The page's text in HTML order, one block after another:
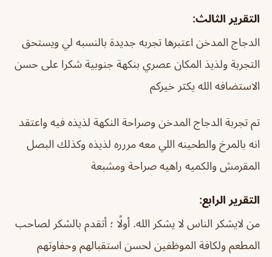
التقرير الثالث:
الدجاج المدخن اعتبرها تجربه جديدة بالنسبه لي ويستحق
التجربة ولذيذ المكان عصري بنكهة جنوبية شكرا على حسن
الاستضافه الله يكثر خيركم
تم تجربة الدجاج المدخن وصراحة النكهة لذيذه فيه واعتقد
انه بالمرخ والطحينه اللي معه مررره لذيذه وكذلك البصل
المقرمش والكميه راهيه صراحة ومشبعة
التقرير الرابع:
من لايشكر الناس لا يشكر الله. أولًا ؛ أتقدم بالشكر لصاحب
المطعم ولكافة الموظفين لحسن استقبالهم وحفاوتهم